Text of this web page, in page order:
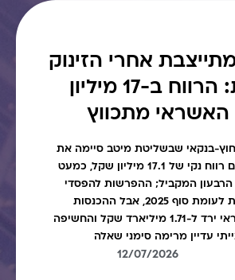
אחרי הזינוק
בהפרשות: הרווח ב-17 מיליון
מתכווץ
בנקאי שבשליטת מיטב סיימה את
הרבעון הראשון עם רווח נקי של 17.1 מיליון שקל, כמעט
הרבעון המקביל; ההפרשות להפסדי
אשראי ירדו בחדות לעומת סוף 2025, אבל ההכנסות
נשחקו, תיק האשראי ירד ל-1.71 מיליארד שקל והחשיפה
עדיין מרימה סימני שאלה
12/07/2026